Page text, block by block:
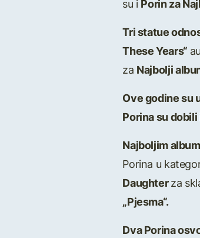
su iPorin za
Tri statue
These Years“
za Najbolji
Ove godine su
Porina su
Najboljim
Porina u
Daughterza
„Pjesma“.
Dva Porina